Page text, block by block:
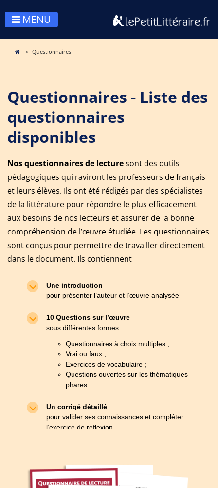
MENU
Questionnaires
Questionnaires - Liste des
questionnaires
disponibles
Nos questionnaires de lecturesont des outils
pédagogiques qui raviront les professeurs de français
et leurs élèves. Ils ont été rédigés par des spécialistes
de la littérature pour répondre le plus efficacement
aux besoins de nos lecteurs et assurer de la bonne
compréhension de l’œuvre étudiée. Les questionnaires
sont conçus pour permettre de travailler directement
dans le document. Ils contiennent
Une introduction
pour présenter l’auteur et l’œuvre analysée
10 Questions sur l’œuvre
sous différentes formes :
Questionnaires à choix multiples ;
Vrai ou faux ;
Exercices de vocabulaire ;
Questions ouvertes sur les thématiques
phares.
Un corrigé détaillé
pour valider ses connaissances et compléter
l’exercice de réflexion